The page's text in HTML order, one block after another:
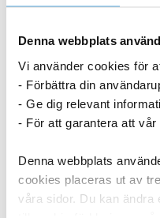
Denna webbplats
Vi använder cookies för
- Förbättra din
- Ge dig relevant
- För att garantera att
Denna webbplats
cookies placeras ut av
våra sidor. Du kan ändra